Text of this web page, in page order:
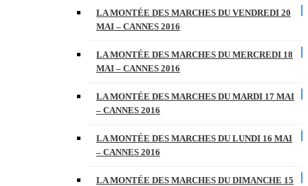
LA MONTÉE DES MARCHES DU VENDREDI 20
MAI – CANNES 2016
LA MONTÉE DES MARCHES DU MERCREDI 18
MAI – CANNES 2016
LA MONTÉE DES MARCHES DU MARDI 17 MAI
– CANNES 2016
LA MONTÉE DES MARCHES DU LUNDI 16 MAI
– CANNES 2016
LA MONTÉE DES MARCHES DU DIMANCHE 15